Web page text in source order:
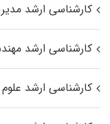
کارشناسی ارشد
کارشناسی ارشد
کارشناسی ارشد